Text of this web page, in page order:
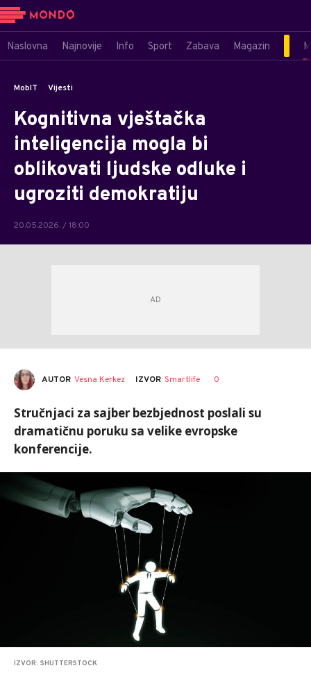
Naslovna Najnovije Info Sport Zabava Magazin
MobIT Vijesti
Kognitivna vještačka
inteligencija mogla bi
oblikovati ljudske odluke i
ugroziti demokratiju
20.05.2026. / 18:00
AUTOR Vesna Kerkez IZVOR Smartlife 0
Stručnjaci za sajber bezbjednost poslali su
dramatičnu poruku sa velike evropske
konferencije.
IZVOR: SHUTTERSTOCK